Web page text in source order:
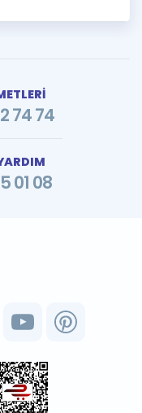
74 74
01 08